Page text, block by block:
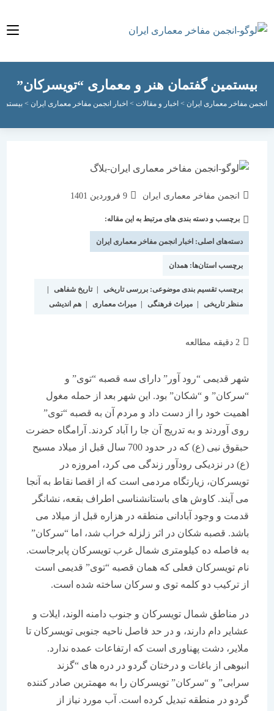
بیستمین گفتمان هنر و معماری “تویسرکان”
مفاخر معماری ایران>اخبار و مقالات>اخبار انجمن مفاخر معماری ایران>بیستمین
انجمن مفاخر معماری ایران 9 فروردین 1401
برچسب و دسته بندی های مرتبط به این مقاله:
دسته‌های اصلی:اخبار انجمن مفاخر معماری ایران
برچسب استان‌ها:همدان
برچسب تقسیم بندی موضوعی:بررسی تاریخی | تاریخ شفاهی |
منظر تاریخی | میراث فرهنگی | میراث معماری | هم اندیشی
2 دقیقه مطالعه
شهر قدیمی “رود آور” دارای سه قصبه “توی” و
“سرکان” و “شکان” بود. این شهر بعد از حمله مغول
اهمیت خود را از دست داد و مردم آن به قصبه “توی”
روی آوردند و به تدریج آن جا را آباد کردند. آرامگاه حضرت
حبقوق نبی (ع) که در حدود 700 سال قبل از میلاد مسیح
(ع) در نزدیکی رودآور زندگی می کرد، امروزه در
تویسرکان، زیارتگاه مردمی است که از اقصا نقاط به آنجا
می آیند. کاوش های باستانشناسی اطراف بقعه، نشانگر
قدمت و وجود آبادانی منطقه در هزاره قبل از میلاد می
باشد. قصبه شکان در اثر زلزله خراب شد، اما “سرکان”
به فاصله ده کیلومتری شمال غرب تویسرکان پابرجاست.
نام تویسرکان فعلی که همان قصبه “توی” قدیمی است
از ترکیب دو کلمه توی و سرکان ساخته شده است.
در مناطق شمال تویسرکان و جنوب دامنه الوند، ایلات و
عشایر دام دارند، و در حد فاصل ناحیه جنوبی تویسرکان تا
ملایر، دشت پهناوری است که ارتفاعات عمده ندارد.
انبوهی از باغات و درختان گردو در دره های “گزند
سرابی” و “سرکان” تویسرکان را به مهمترین صادر کننده
گردو در منطقه تبدیل کرده است. آب مورد نیاز از